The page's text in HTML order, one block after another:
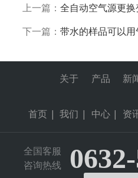
上一篇： 全自动空气源更
下一篇： 带水的样品可以
首页
关于
我们
产品
中心
新
资
全国客服
咨询热线